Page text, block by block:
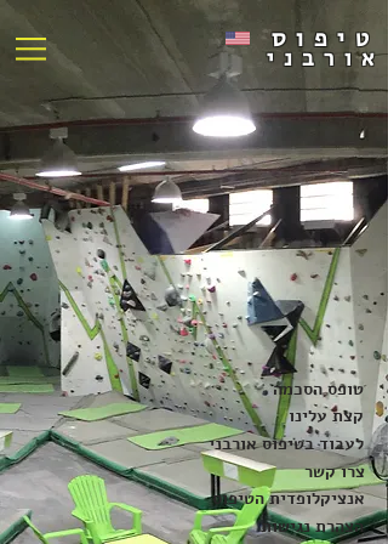
טיפוס
אורבני
טופס הסכמה
קצת עלינו
לעבוד בטיפוס אורבני
צרו קשר
אנציקלופדית הטיפוס
הצהרת נגישות